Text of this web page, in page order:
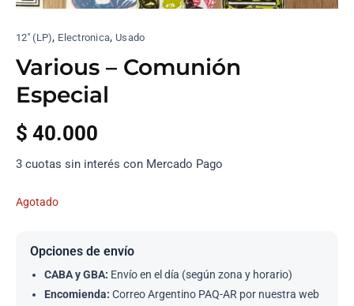
12'' (LP), Electronica, Usado
Various – Comuni​ó​n
Especial
$ 40.000
3 cuotas sin interés con Mercado Pago
Agotado
Opciones de envío
CABA y GBA: Envío en el día (según zona y horario)
Encomienda: Correo Argentino PAQ-AR por nuestra web